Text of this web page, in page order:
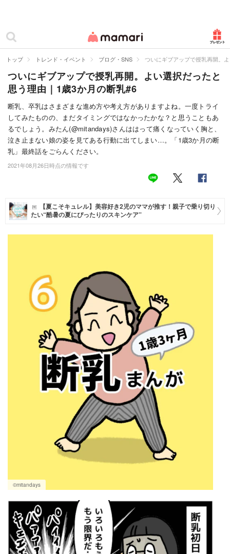
ママリ
カテゴリー一覧
妊娠
出産
赤ちゃん・育児
子育て・家族
病院
お仕事
トップ トレンド・イベント ブログ・SNS ついにギブアップで授乳再開。
ついにギブアップで授乳再開。よい選択だったと
思う理由｜1歳3か月の断乳#6
断乳、卒乳はさまざまな進め方や考え方がありますよね。一度トライ
してみたものの、まだタイミングではなかったかな？と思うこともあ
るでしょう。みたん(@mitandays)さんははって痛くなっていく胸と、
泣き止まない娘の姿を見てある行動に出てしまい…。「1歳3か月の断
乳」最終話をごらんください。
2021年08月26日時点の情報です
【夏こそキュレル】美容好き2児のママが推す！親子で乗り切り
たい“酷暑の夏にぴったりのスキンケア”
©mitandays